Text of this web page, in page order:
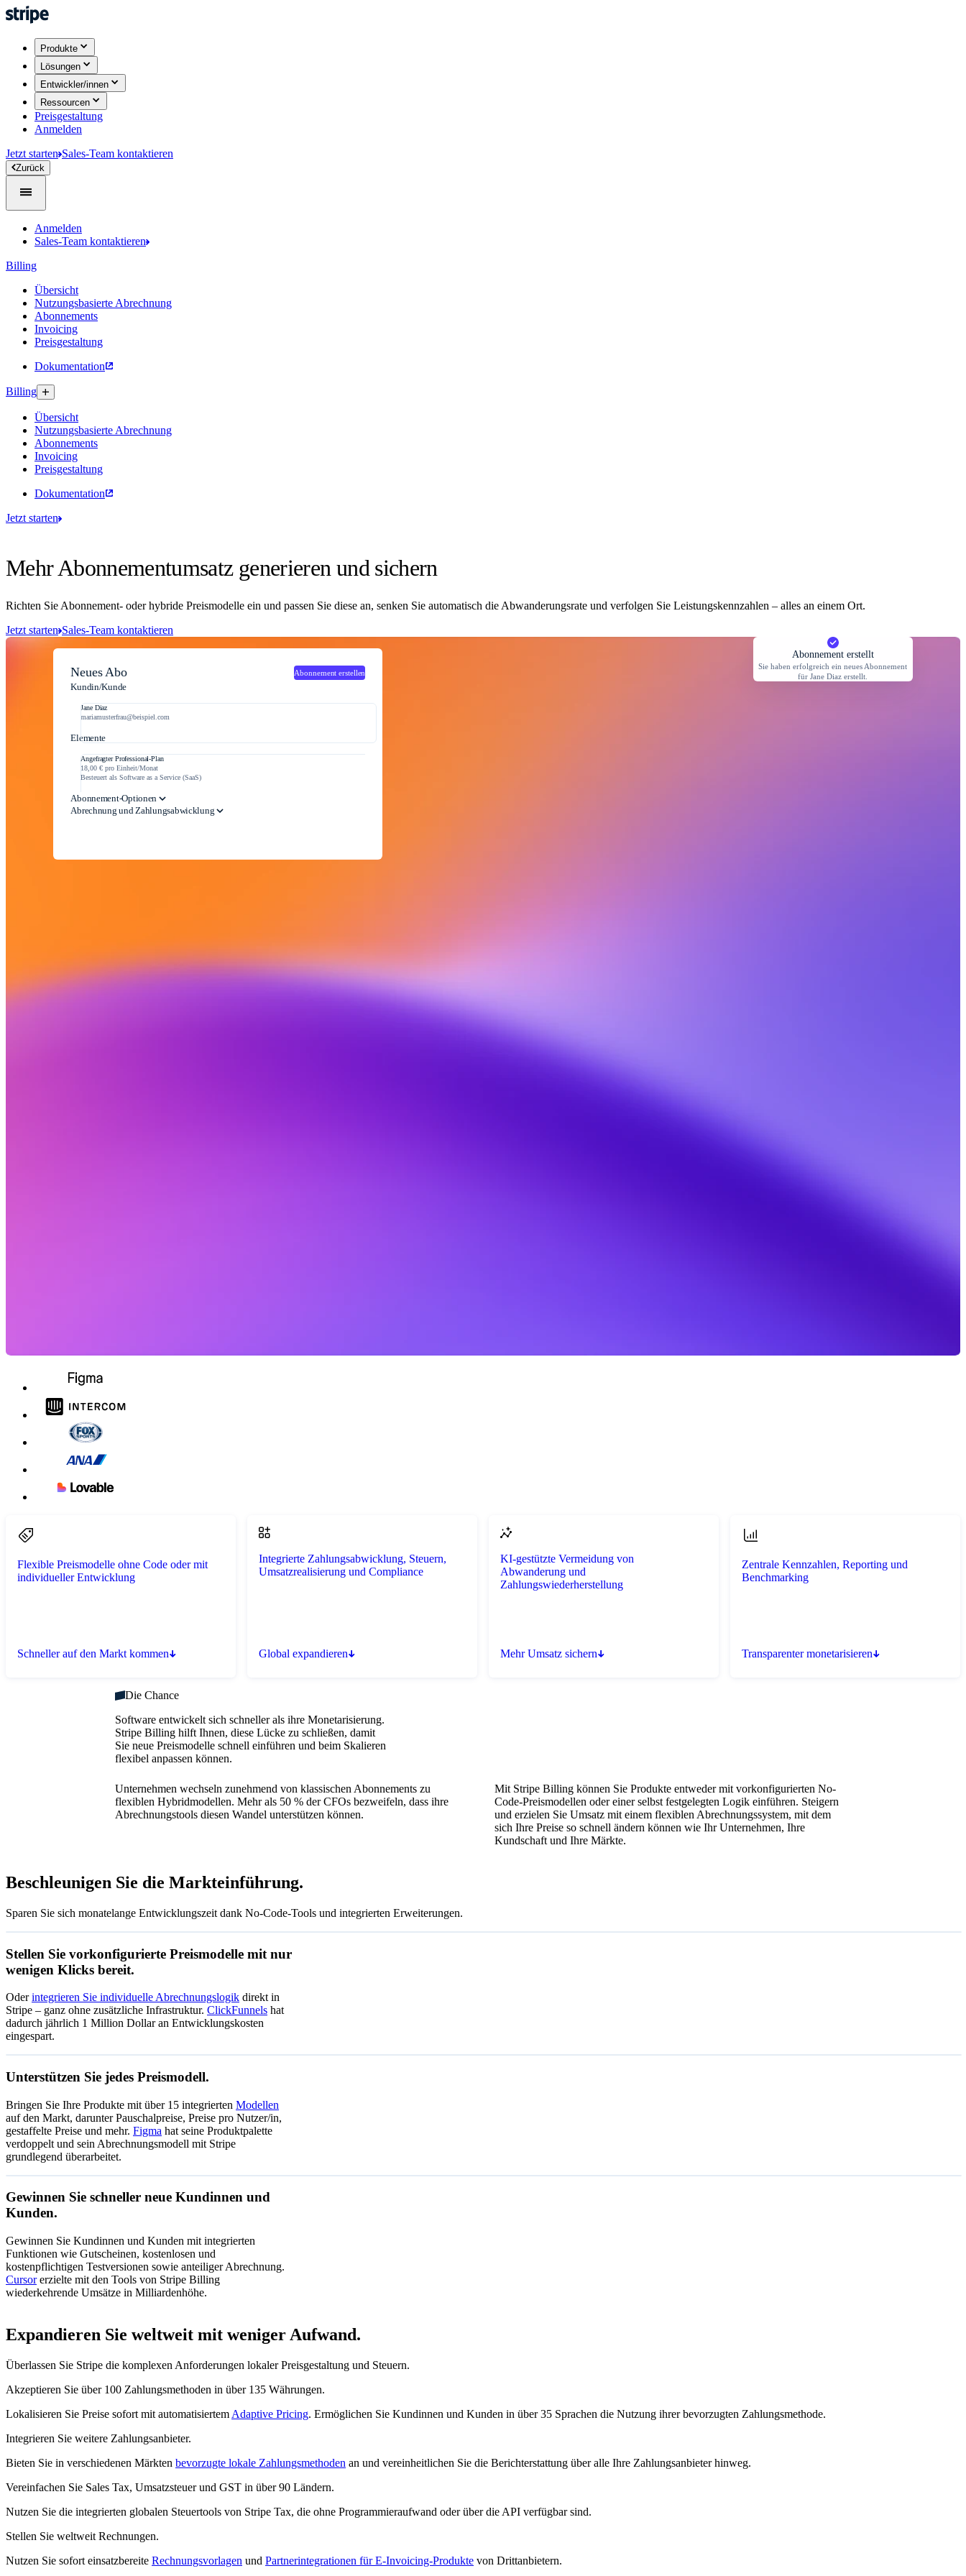
Produkte
Lösungen
Entwickler/innen
Ressourcen
Preisgestaltung
Anmelden
Jetzt starten Sales-Team kontaktieren
Zurück
Anmelden
Sales-Team kontaktieren
Billing
Übersicht
Nutzungsbasierte Abrechnung
Abonnements
Invoicing
Preisgestaltung
Dokumentation
Billing
Übersicht
Nutzungsbasierte Abrechnung
Abonnements
Invoicing
Preisgestaltung
Dokumentation
Jetzt starten
Mehr Abonnementumsatz generieren und sichern
Richten Sie Abonnement- oder hybride Preismodelle ein und passen Sie diese an, senken Sie automatisch die Abwanderungsrate und verfolgen Sie Leistungskennzahlen – alles an einem Ort.
Jetzt starten Sales-Team kontaktieren
Neues Abo Abonnement erstellen
Kundin/Kunde
Jane Diaz
mariamusterfrau@beispiel.com
Elemente
Angefragter Professional-Plan
18,00 € pro Einheit/Monat
Besteuert als Software as a Service (SaaS)
Abonnement-Optionen
Abrechnung und Zahlungsabwicklung
Abonnement erstellt
Sie haben erfolgreich ein neues Abonnement
für Jane Diaz erstellt.
Flexible Preismodelle ohne Code oder mit
individueller Entwicklung
Schneller auf den Markt kommen
Integrierte Zahlungsabwicklung, Steuern,
Umsatzrealisierung und Compliance
Global expandieren
KI-gestützte Vermeidung von
Abwanderung und
Zahlungswiederherstellung
Mehr Umsatz sichern
Zentrale Kennzahlen, Reporting und
Benchmarking
Transparenter monetarisieren
Die Chance
Software entwickelt sich schneller als ihre Monetarisierung.
Stripe Billing hilft Ihnen, diese Lücke zu schließen, damit
Sie neue Preismodelle schnell einführen und beim Skalieren
flexibel anpassen können.
Unternehmen wechseln zunehmend von klassischen Abonnements zu
flexiblen Hybridmodellen. Mehr als 50 % der CFOs bezweifeln, dass ihre
Abrechnungstools diesen Wandel unterstützen können.
Mit Stripe Billing können Sie Produkte entweder mit vorkonfigurierten No-
Code-Preismodellen oder einer selbst festgelegten Logik einführen. Steigern
und erzielen Sie Umsatz mit einem flexiblen Abrechnungssystem, mit dem
sich Ihre Preise so schnell ändern können wie Ihr Unternehmen, Ihre
Kundschaft und Ihre Märkte.
Beschleunigen Sie die Markteinführung.
Sparen Sie sich monatelange Entwicklungszeit dank No-Code-Tools und integrierten Erweiterungen.
Sehen Sie sich die Abonnementdetails nach der Zahlung an.
Sehen Sie sich den Status der Abonnements an
Stellen Sie vorkonfigurierte Preismodelle mit nur
wenigen Klicks bereit.
Oderintegrieren Sie individuelle Abrechnungslogik direkt in
Stripe – ganz ohne zusätzliche Infrastruktur. ClickFunnels hat
dadurch jährlich 1 Million Dollar an Entwicklungskosten
eingespart.
Zenflow
Nutzungsbasierte Abrechnung
Nutzungsbasierte Abrechnung
Jetzt starten
Monatsabo
Jährliches Abonnement
Unterstützen Sie jedes Preismodell.
Bringen Sie Ihre Produkte mit über 15 integrierten Modellen
auf den Markt, darunter Pauschalpreise, Preise pro Nutzer/in,
gestaffelte Preise und mehr. Figma hat seine Produktpalette
verdoppelt und sein Abrechnungsmodell mit Stripe
grundlegend überarbeitet.
Aktionsangebot
14 Tage kostenlos testen
Einlösen
Gewinnen Sie schneller neue Kundinnen und
Kunden.
Gewinnen Sie Kundinnen und Kunden mit integrierten
Funktionen wie Gutscheinen, kostenlosen und
kostenpflichtigen Testversionen sowie anteiliger Abrechnung.
Cursorerzielte mit den Tools von Stripe Billing
wiederkehrende Umsätze in Milliardenhöhe.
Expandieren Sie weltweit mit weniger Aufwand.
Überlassen Sie Stripe die komplexen Anforderungen lokaler Preisgestaltung und Steuern.
Akzeptieren Sie über 100 Zahlungsmethoden in über 135 Währungen.
Lokalisieren Sie Preise sofort mit automatisiertem Adaptive Pricing. Ermöglichen Sie Kundinnen und Kunden in über 35 Sprachen die Nutzung ihrer bevorzugten Zahlungsmethode.
Integrieren Sie weitere Zahlungsanbieter.
Bieten Sie in verschiedenen Märkten bevorzugte lokale Zahlungsmethoden an und vereinheitlichen Sie die Berichterstattung über alle Ihre Zahlungsanbieter hinweg.
Vereinfachen Sie Sales Tax, Umsatzsteuer und GST in über 90 Ländern.
Nutzen Sie die integrierten globalen Steuertools von Stripe Tax, die ohne Programmieraufwand oder über die API verfügbar sind.
Stellen Sie weltweit Rechnungen.
Nutzen Sie sofort einsatzbereite Rechnungsvorlagen und Partnerintegrationen für E-Invoicing-Produkte von Drittanbietern.